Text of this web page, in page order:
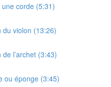
corde (5:31)
du violon (13:26)
l’archet (3:43)
ou éponge (3:45)